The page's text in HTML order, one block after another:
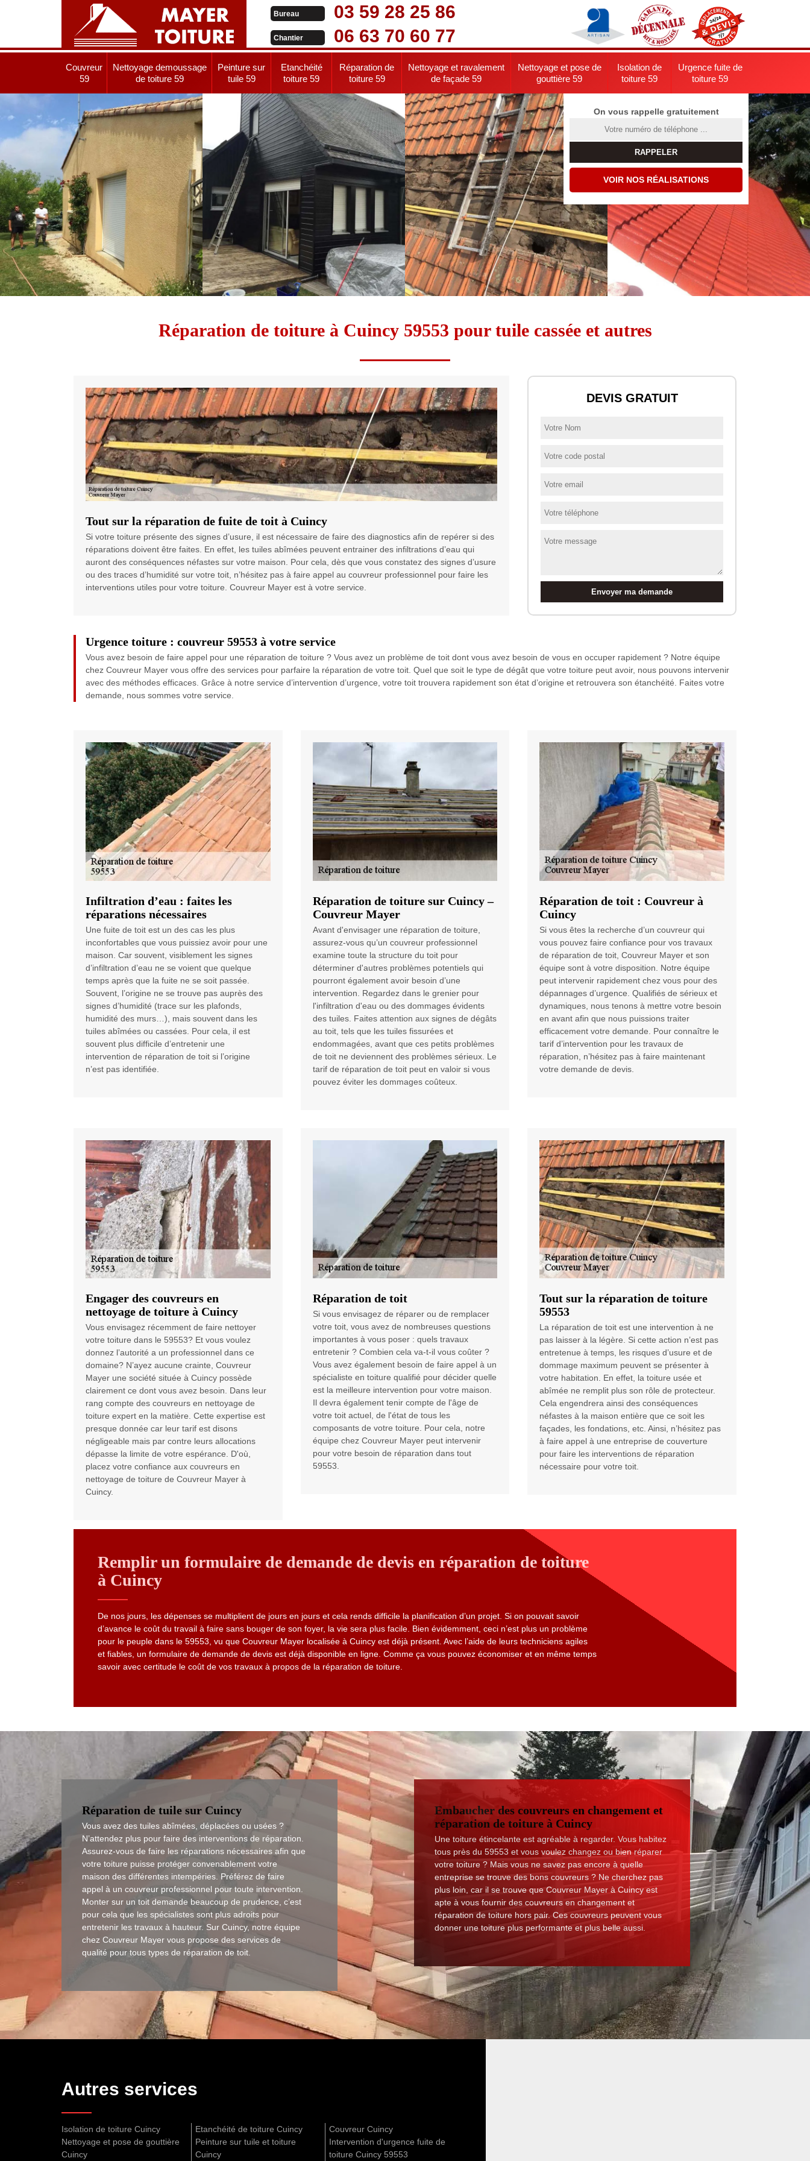
Bureau 03 59 28 25 86
Chantier 06 63 70 60 77
Couvreur
59
Nettoyage demoussage
de toiture 59
Peinture sur
tuile 59
Etanchéité
toiture 59
Réparation de
toiture 59
Nettoyage et ravalement
de façade 59
Nettoyage et pose de
gouttière 59
Isolation de
toiture 59
Urgence fuite de
toiture 59
On vous rappelle gratuitement
VOIR NOS RÉALISATIONS
Réparation de toiture à Cuincy 59553 pour tuile cassée et autres
Tout sur la réparation de fuite de toit à Cuincy
Si votre toiture présente des signes d’usure, il est nécessaire de faire des diagnostics afin de repérer si des
réparations doivent être faites. En effet, les tuiles abîmées peuvent entrainer des infiltrations d’eau qui
auront des conséquences néfastes sur votre maison. Pour cela, dès que vous constatez des signes d’usure
ou des traces d’humidité sur votre toit, n’hésitez pas à faire appel au couvreur professionnel pour faire les
interventions utiles pour votre toiture. Couvreur Mayer est à votre service.
DEVIS GRATUIT
Urgence toiture : couvreur 59553 à votre service
Vous avez besoin de faire appel pour une réparation de toiture ? Vous avez un problème de toit dont vous avez besoin de vous en occuper rapidement ? Notre équipe
chez Couvreur Mayer vous offre des services pour parfaire la réparation de votre toit. Quel que soit le type de dégât que votre toiture peut avoir, nous pouvons intervenir
avec des méthodes efficaces. Grâce à notre service d’intervention d’urgence, votre toit trouvera rapidement son état d’origine et retrouvera son étanchéité. Faites votre
demande, nous sommes votre service.
Infiltration d’eau : faites les
réparations nécessaires
Une fuite de toit est un des cas les plus
inconfortables que vous puissiez avoir pour une
maison. Car souvent, visiblement les signes
d’infiltration d’eau ne se voient que quelque
temps après que la fuite ne se soit passée.
Souvent, l’origine ne se trouve pas auprès des
signes d’humidité (trace sur les plafonds,
humidité des murs…), mais souvent dans les
tuiles abîmées ou cassées. Pour cela, il est
souvent plus difficile d’entretenir une
intervention de réparation de toit si l’origine
n’est pas identifiée.
Réparation de toiture sur Cuincy –
Couvreur Mayer
Avant d'envisager une réparation de toiture,
assurez-vous qu’un couvreur professionnel
examine toute la structure du toit pour
déterminer d'autres problèmes potentiels qui
pourront également avoir besoin d’une
intervention. Regardez dans le grenier pour
l'infiltration d'eau ou des dommages évidents
des tuiles. Faites attention aux signes de dégâts
au toit, tels que les tuiles fissurées et
endommagées, avant que ces petits problèmes
de toit ne deviennent des problèmes sérieux. Le
tarif de réparation de toit peut en valoir si vous
pouvez éviter les dommages coûteux.
Réparation de toit : Couvreur à
Cuincy
Si vous êtes la recherche d’un couvreur qui
vous pouvez faire confiance pour vos travaux
de réparation de toit, Couvreur Mayer et son
équipe sont à votre disposition. Notre équipe
peut intervenir rapidement chez vous pour des
dépannages d’urgence. Qualifiés de sérieux et
dynamiques, nous tenons à mettre votre besoin
en avant afin que nous puissions traiter
efficacement votre demande. Pour connaître le
tarif d’intervention pour les travaux de
réparation, n’hésitez pas à faire maintenant
votre demande de devis.
Engager des couvreurs en
nettoyage de toiture à Cuincy
Vous envisagez récemment de faire nettoyer
votre toiture dans le 59553? Et vous voulez
donnez l’autorité a un professionnel dans ce
domaine? N’ayez aucune crainte, Couvreur
Mayer une société située à Cuincy possède
clairement ce dont vous avez besoin. Dans leur
rang compte des couvreurs en nettoyage de
toiture expert en la matière. Cette expertise est
presque donnée car leur tarif est disons
négligeable mais par contre leurs allocations
dépasse la limite de votre espérance. D'où,
placez votre confiance aux couvreurs en
nettoyage de toiture de Couvreur Mayer à
Cuincy.
Réparation de toit
Si vous envisagez de réparer ou de remplacer
votre toit, vous avez de nombreuses questions
importantes à vous poser : quels travaux
entretenir ? Combien cela va-t-il vous coûter ?
Vous avez également besoin de faire appel à un
spécialiste en toiture qualifié pour décider quelle
est la meilleure intervention pour votre maison.
Il devra également tenir compte de l'âge de
votre toit actuel, de l'état de tous les
composants de votre toiture. Pour cela, notre
équipe chez Couvreur Mayer peut intervenir
pour votre besoin de réparation dans tout
59553.
Tout sur la réparation de toiture
59553
La réparation de toit est une intervention à ne
pas laisser à la légère. Si cette action n’est pas
entretenue à temps, les risques d’usure et de
dommage maximum peuvent se présenter à
votre habitation. En effet, la toiture usée et
abîmée ne remplit plus son rôle de protecteur.
Cela engendrera ainsi des conséquences
néfastes à la maison entière que ce soit les
façades, les fondations, etc. Ainsi, n’hésitez pas
à faire appel à une entreprise de couverture
pour faire les interventions de réparation
nécessaire pour votre toit.
Remplir un formulaire de demande de devis en réparation de toiture
à Cuincy
De nos jours, les dépenses se multiplient de jours en jours et cela rends difficile la planification d’un projet. Si on pouvait savoir
d’avance le coût du travail à faire sans bouger de son foyer, la vie sera plus facile. Bien évidemment, ceci n’est plus un problème
pour le peuple dans le 59553, vu que Couvreur Mayer localisée à Cuincy est déjà présent. Avec l’aide de leurs techniciens agiles
et fiables, un formulaire de demande de devis est déjà disponible en ligne. Comme ça vous pouvez économiser et en même temps
savoir avec certitude le coût de vos travaux à propos de la réparation de toiture.
Réparation de tuile sur Cuincy
Vous avez des tuiles abîmées, déplacées ou usées ?
N’attendez plus pour faire des interventions de réparation.
Assurez-vous de faire les réparations nécessaires afin que
votre toiture puisse protéger convenablement votre
maison des différentes intempéries. Préférez de faire
appel à un couvreur professionnel pour toute intervention.
Monter sur un toit demande beaucoup de prudence, c’est
pour cela que les spécialistes sont plus adroits pour
entretenir les travaux à hauteur. Sur Cuincy, notre équipe
chez Couvreur Mayer vous propose des services de
qualité pour tous types de réparation de toit.
Embaucher des couvreurs en changement et
réparation de toiture à Cuincy
Une toiture étincelante est agréable à regarder. Vous habitez
tous près du 59553 et vous voulez changez ou bien réparer
votre toiture ? Mais vous ne savez pas encore à quelle
entreprise se trouve des bons couvreurs ? Ne cherchez pas
plus loin, car il se trouve que Couvreur Mayer à Cuincy est
apte à vous fournir des couvreurs en changement et
réparation de toiture hors pair. Ces couvreurs peuvent vous
donner une toiture plus performante et plus belle aussi.
Autres services
Isolation de toiture Cuincy
Nettoyage et pose de gouttière
Cuincy
Etanchéité de toiture Cuincy
Peinture sur tuile et toiture
Cuincy
Couvreur Cuincy
Intervention d'urgence fuite de
toiture Cuincy 59553